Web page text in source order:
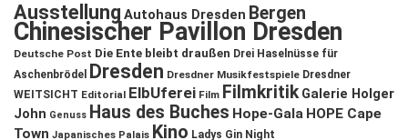
Ausstellung Autohaus Dresden Bergen
Chinesischer Pavillon Dresden
Deutsche Post Die Ente bleibt draußen Drei Haselnüsse für
Aschenbrödel
Dresden Dresdner Musikfestspiele Dresdner
WEITSICHT Editorial ElbUferei Film Filmkritik Galerie Holger
John Genuss Haus des Buches Hope-Gala HOPE Cape
Town Japanisches Palais Kino Ladys Gin Night